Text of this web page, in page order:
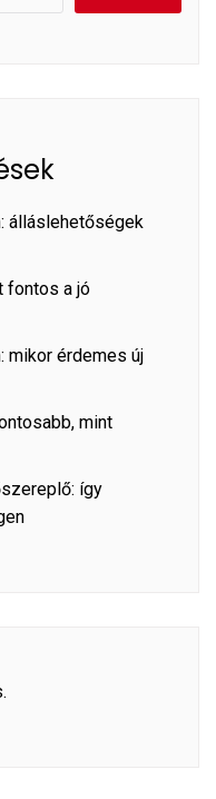
álláslehetőségek
fontos a jó
mikor érdemes új
mint
így